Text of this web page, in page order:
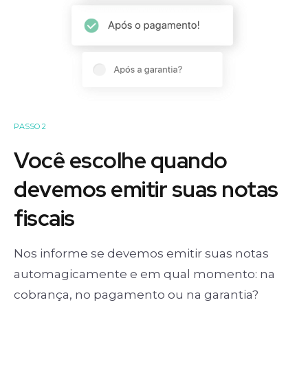
PASSO 2
Você escolhe quando
devemos emitir suas notas
fiscais
Nos informe se devemos emitir suas notas
automagicamente e em qual momento: na
cobrança, no pagamento ou na garantia?